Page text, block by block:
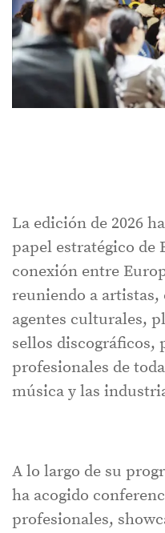
La edición de 2026
papel estratégico de
conexión entre
reuniendo a
agentes culturales,
sellos discográficos,
profesionales de
música y las
A lo largo de su
ha acogido
profesionales,